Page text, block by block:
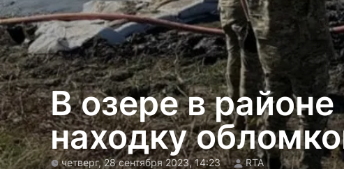
В озере в
находку
четверг, 28 сентября 2023, 14:23 RTA